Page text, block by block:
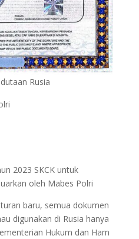
Rusia
2023 SKCK untuk
oleh Mabes Polri
baru, semua dokumen
digunakan di Rusia hanya
Hukum dan Ham